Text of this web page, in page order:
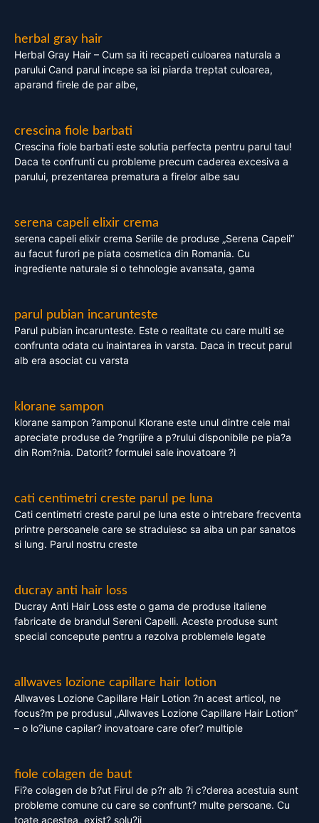
herbal gray hair
Herbal Gray Hair – Cum sa iti recapeti culoarea naturala a
parului Cand parul incepe sa isi piarda treptat culoarea,
aparand firele de par albe,
crescina fiole barbati
Crescina fiole barbati este solutia perfecta pentru parul tau!
Daca te confrunti cu probleme precum caderea excesiva a
parului, prezentarea prematura a firelor albe sau
serena capeli elixir crema
serena capeli elixir crema Seriile de produse „Serena Capeli”
au facut furori pe piata cosmetica din Romania. Cu
ingrediente naturale si o tehnologie avansata, gama
parul pubian incarunteste
Parul pubian incarunteste. Este o realitate cu care multi se
confrunta odata cu inaintarea in varsta. Daca in trecut parul
alb era asociat cu varsta
klorane sampon
klorane sampon ?amponul Klorane este unul dintre cele mai
apreciate produse de ?ngrijire a p?rului disponibile pe pia?a
din Rom?nia. Datorit? formulei sale inovatoare ?i
cati centimetri creste parul pe luna
Cati centimetri creste parul pe luna este o intrebare frecventa
printre persoanele care se straduiesc sa aiba un par sanatos
si lung. Parul nostru creste
ducray anti hair loss
Ducray Anti Hair Loss este o gama de produse italiene
fabricate de brandul Sereni Capelli. Aceste produse sunt
special concepute pentru a rezolva problemele legate
allwaves lozione capillare hair lotion
Allwaves Lozione Capillare Hair Lotion ?n acest articol, ne
focus?m pe produsul „Allwaves Lozione Capillare Hair Lotion”
– o lo?iune capilar? inovatoare care ofer? multiple
fiole colagen de baut
Fi?e colagen de b?ut Firul de p?r alb ?i c?derea acestuia sunt
probleme comune cu care se confrunt? multe persoane. Cu
toate acestea, exist? solu?ii